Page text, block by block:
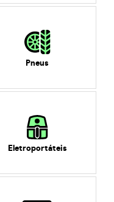
Pneus
Eletroportáteis